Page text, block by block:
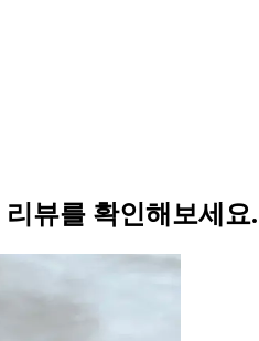
뷰를 확인해보세요.